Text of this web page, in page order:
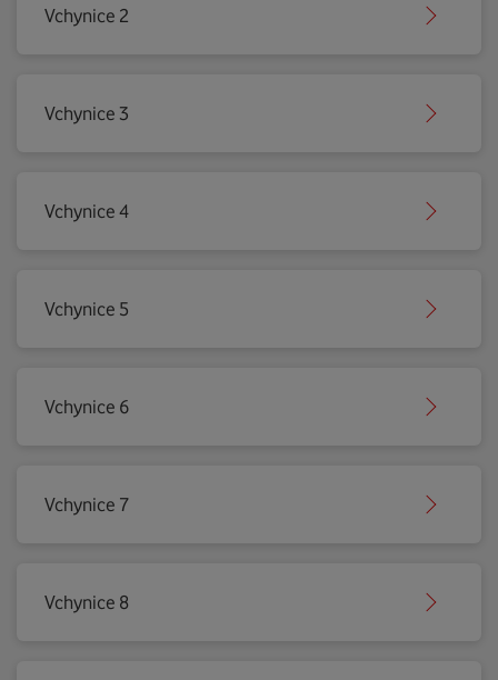
Vchynice 2
Vchynice 3
Vchynice 4
Vchynice 5
Vchynice 6
Vchynice 7
Vchynice 8